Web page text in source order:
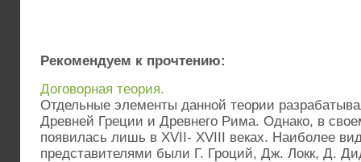
Рекомендуем к прочтению:
Договорная теория.
Отдельные элементы данной теории
Древней Греции и Древнего Рима. Однако, в
появилась лишь в XVII- XVIII веках. Наиболее
представителями были Г. Гроций, Дж. Локк, Д.